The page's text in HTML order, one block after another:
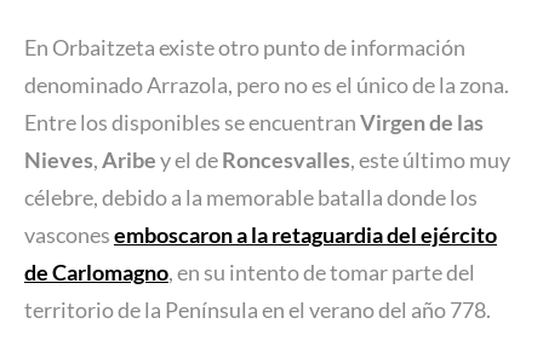
En Orbaitzeta existe otro punto de información
denominado Arrazola, pero no es el único de la zona.
Entre los disponibles se encuentranVirgen de las
Nieves,Aribey el deRoncesvalles, este último muy
célebre, debido a la memorable batalla donde los
vasconesemboscaron a la retaguardia del ejército
de Carlomagno, en su intento de tomar parte del
territorio de la Península en el verano del año 778.